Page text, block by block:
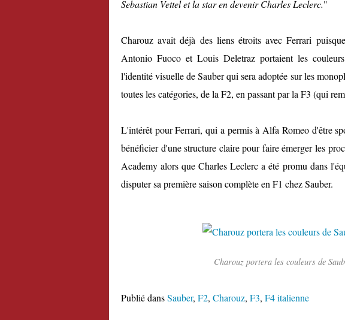
Sebastian Vettel et la star en devenir Charles Leclerc."
Charouz avait déjà des liens étroits avec Ferrari
Antonio Fuoco et Louis Deletraz portaient les
l'identité visuelle de Sauber qui sera adoptée sur les
toutes les catégories, de la F2, en passant par la F3 (qui
L'intérêt pour Ferrari, qui a permis à Alfa Romeo d'être
bénéficier d'une structure claire pour faire émerger les
Academy alors que Charles Leclerc a été promu dans
disputer sa première saison complète en F1 chez Sauber.
Charouz portera les couleurs de
Publié dansSauber, F2, Charouz, F3, F4 italienne